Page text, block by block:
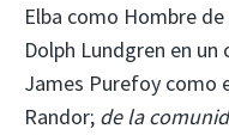
Elba como Hombre
Dolph Lundgren en
James Purefoy como
Randor; de la